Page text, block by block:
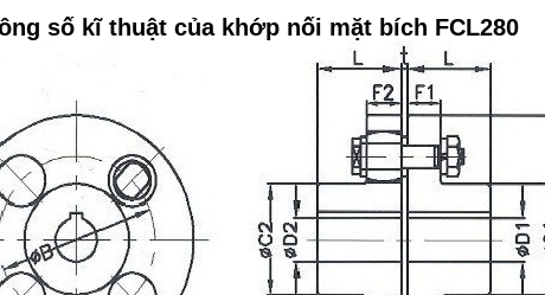
số kĩ thuật của khớp nối mặt bích FCL280